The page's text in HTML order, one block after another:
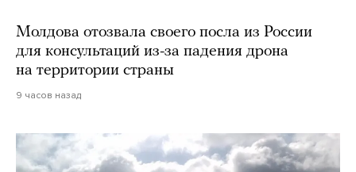
Молдова отозвала своего посла из России
для консультаций из-за падения дрона
на территории страны
9 часов назад